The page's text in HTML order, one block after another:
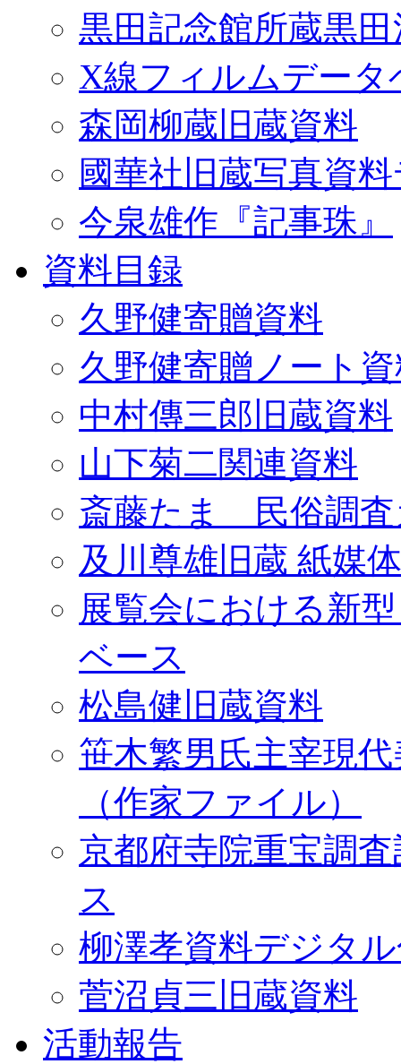
黒田記念館所蔵黒
X線フィルムデータ
森岡柳蔵旧蔵資料
國華社旧蔵写真資
今泉雄作『記事珠』
資料目録
久野健寄贈資料
久野健寄贈ノート
中村傳三郎旧蔵資料
山下菊二関連資料
斎藤たま 民俗調査
及川尊雄旧蔵 紙媒
展覧会における新
ベース
松島健旧蔵資料
笹木繁男氏主宰現
（作家ファイル）
京都府寺院重宝調
ス
柳澤孝資料デジタ
菅沼貞三旧蔵資料
活動報告